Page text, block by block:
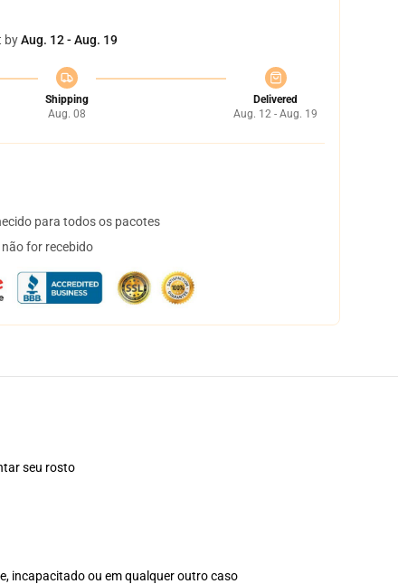
byAug. 12 - Aug. 19
Shipping
Aug. 08
Delivered
Aug. 12 - Aug. 19
para todos os pacotes
for recebido
seu rosto
incapacitado ou em qualquer outro caso